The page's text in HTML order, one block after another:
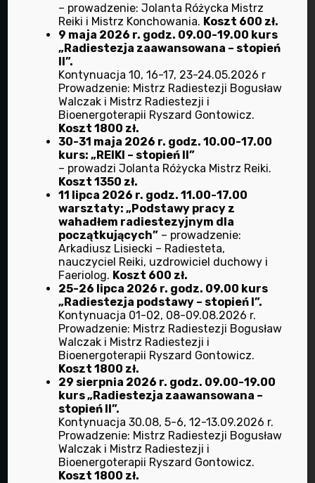
+48 71 372 37 11
Biorad stowarzyszenie
które pomaga ludziom.
Znajdź nas na Facebooku
Facebook
Przydatne linki
HOME
BIOENERGOTERAPIA
DIETETYKA
DOTYK DLA ZDROWIA
RADIESTEZJA
TERAPIE ANIELSKIE
TERAPIE MANUALNE
ZIOŁOLECZNICTWO
– prowadzenie: Jolanta Różycka Mistrz
Reiki i Mistrz Konchowania. Koszt 600 zł.
9 maja 2026 r. godz. 09.00-19.00 kurs
„Radiestezja zaawansowana – stopień
II”.
Kontynuacja 10, 16-17, 23-24.05.2026 r
Prowadzenie: Mistrz Radiestezji Bogusław
Walczak i Mistrz Radiestezji i
Bioenergoterapii Ryszard Gontowicz.
Koszt 1800 zł.
30-31 maja 2026 r. godz. 10.00-17.00
kurs: „REIKI – stopień II”
– prowadzi Jolanta Różycka Mistrz Reiki.
Koszt 1350 zł.
11 lipca 2026 r. godz. 11.00-17.00
warsztaty: „Podstawy pracy z
wahadłem radiestezyjnym dla
początkujących” – prowadzenie:
Arkadiusz Lisiecki – Radiesteta,
nauczyciel Reiki, uzdrowiciel duchowy i
Faeriolog. Koszt 600 zł.
25-26 lipca 2026 r. godz. 09.00 kurs
„Radiestezja podstawy – stopień I”.
Kontynuacja 01-02, 08-09.08.2026 r.
Prowadzenie: Mistrz Radiestezji Bogusław
Walczak i Mistrz Radiestezji i
Bioenergoterapii Ryszard Gontowicz.
Koszt 1800 zł.
29 sierpnia 2026 r. godz. 09.00-19.00
kurs „Radiestezja zaawansowana –
stopień II”.
Kontynuacja 30.08, 5-6, 12-13.09.2026 r.
Prowadzenie: Mistrz Radiestezji Bogusław
Walczak i Mistrz Radiestezji i
Bioenergoterapii Ryszard Gontowicz.
Koszt 1800 zł.